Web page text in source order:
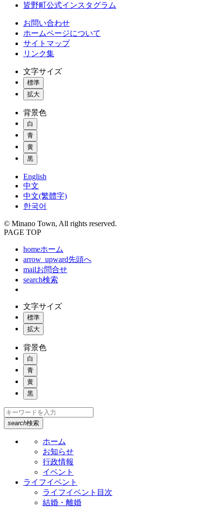
皆野町公式インスタグラム
お問い合わせ
ホームページについて
サイトマップ
リンク集
文字サイズ
標準
拡大
背景色
白
青
黄
黒
English
中文
中文(繁體字)
한국어
© Minano Town, All rights reserved.
PAGE TOP
homeホーム
arrow_upward先頭へ
mailお問合せ
search検索
文字サイズ
標準
拡大
背景色
白
青
黄
黒
search検索
ホーム
お知らせ
行政情報
イベント
ライフイベント
ライフイベント目次
結婚・離婚